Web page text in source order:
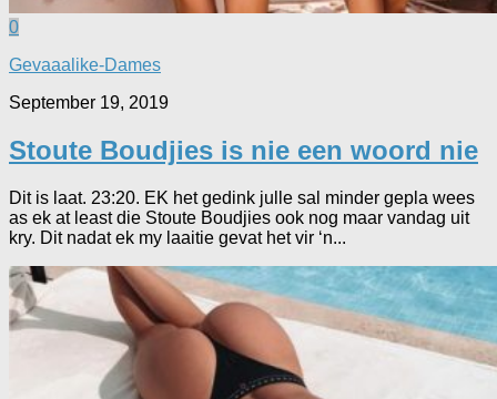
0
Gevaaalike-Dames
September 19, 2019
Stoute Boudjies is nie een woord nie
Dit is laat. 23:20. EK het gedink julle sal minder gepla wees
as ek at least die Stoute Boudjies ook nog maar vandag uit
kry. Dit nadat ek my laaitie gevat het vir ‘n...